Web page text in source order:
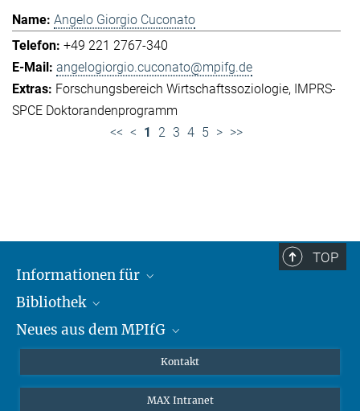
Angelo Giorgio Cuconato
+49 221 2767-340
angelogiorgio.cuconato@mpifg.de
Forschungsbereich Wirtschaftssoziologie IMPRS-
SPCE Doktorandenprogramm
<< < 1 2 3 4 5 > >>
TOP
Informationen für
Forschende
Gäste
Bibliothek
Profil
Neues aus dem MPIfG
Newsletter abonnieren
Kontakt
MAX Intranet